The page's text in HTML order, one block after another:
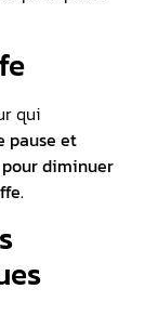
qui
pause et
diminuer